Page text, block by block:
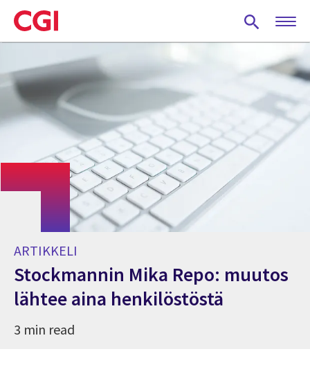
Skip
to
main
ARTIKKELI
Stockmannin Mika Repo: muutos
lähtee aina henkilöstöstä
3 min read